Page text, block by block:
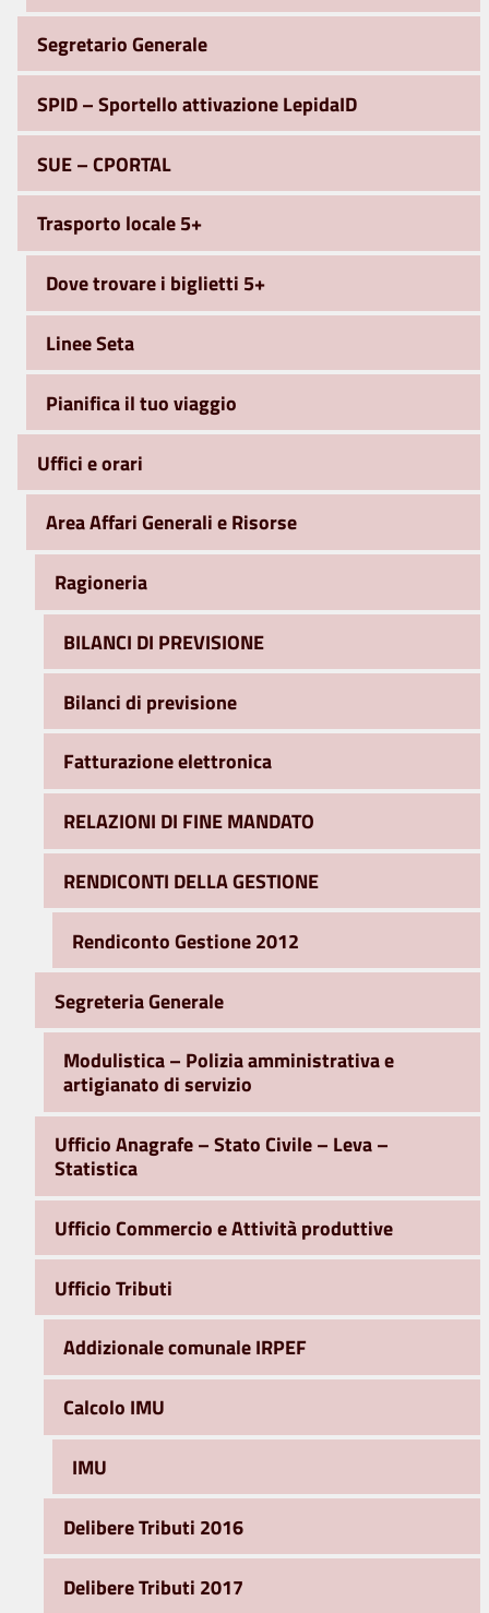
Segretario Generale
SPID – Sportello attivazione LepidaID
SUE – CPORTAL
Trasporto locale 5+
Dove trovare i biglietti 5+
Linee Seta
Pianifica il tuo viaggio
Uffici e orari
Area Affari Generali e Risorse
Ragioneria
BILANCI DI PREVISIONE
Bilanci di previsione
Fatturazione elettronica
RELAZIONI DI FINE MANDATO
RENDICONTI DELLA GESTIONE
Rendiconto Gestione 2012
Segreteria Generale
Modulistica – Polizia amministrativa e
artigianato di servizio
Ufficio Anagrafe – Stato Civile – Leva –
Statistica
Ufficio Commercio e Attività produttive
Ufficio Tributi
Addizionale comunale IRPEF
Calcolo IMU
IMU
Delibere Tributi 2016
Delibere Tributi 2017